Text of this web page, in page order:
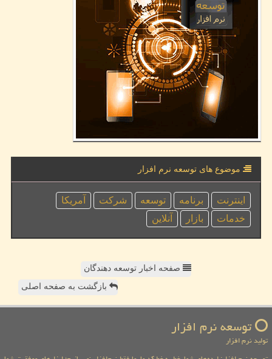
موضوع های توسعه نرم افزار
اینترنت برنامه توسعه شركت
آمریكا
خدمات
بازار آنلاین
صفحه اخبار توسعه دهندگان
بازگشت به صفحه اصلی
توسعه نرم افزار
تولید نرم افزار